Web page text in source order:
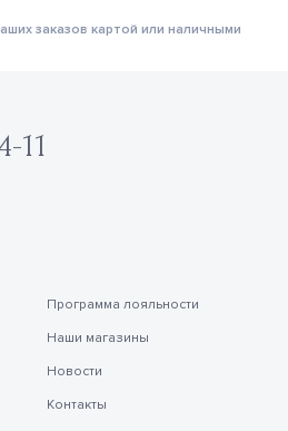
заказов картой или наличными
11
Программа лояльности
Наши магазины
Новости
Контакты